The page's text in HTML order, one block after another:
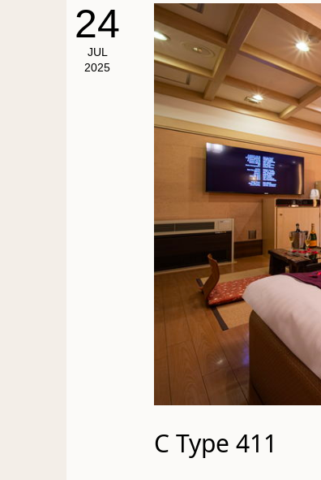
24
JUL
2025
C Type 411